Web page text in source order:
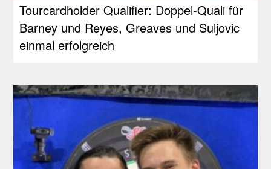
Tourcardholder Qualifier: Doppel-Quali für
Barney und Reyes, Greaves und Suljovic
einmal erfolgreich